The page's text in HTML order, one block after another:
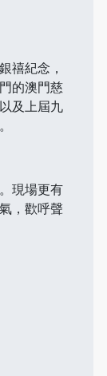
禧紀念，
的澳門慈
及上屆九
現場更有
，歡呼聲